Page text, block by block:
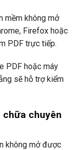
mềm không mở
Firefox hoặc
PDF trực tiếp.
PDF hoặc máy
sẽ hỗ trợ kiểm
chữa chuyên
không mở được